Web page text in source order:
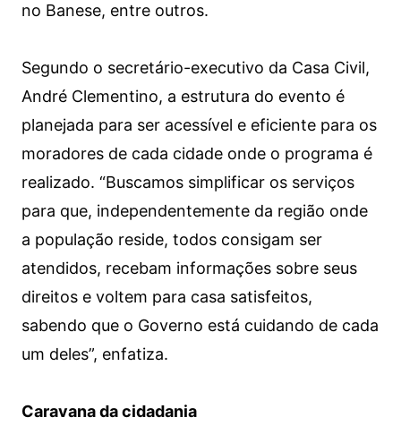
no Banese, entre outros.
Segundo o secretário-executivo da Casa Civil,
André Clementino, a estrutura do evento é
planejada para ser acessível e eficiente para os
moradores de cada cidade onde o programa é
realizado. “Buscamos simplificar os serviços
para que, independentemente da região onde
a população reside, todos consigam ser
atendidos, recebam informações sobre seus
direitos e voltem para casa satisfeitos,
sabendo que o Governo está cuidando de cada
um deles”, enfatiza.
Caravana da cidadania